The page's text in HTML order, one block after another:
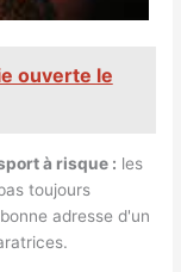
ouverte le
à risque : les
toujours
adresse d'un